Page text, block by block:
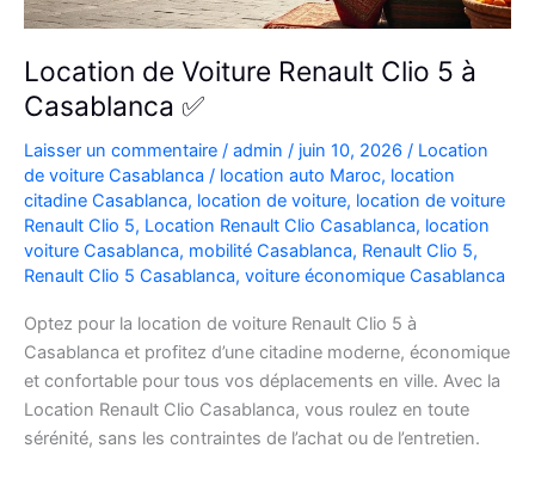
Location de Voiture Renault Clio 5 à
Casablanca ✅
Laisser un commentaire / admin / juin 10, 2026 / Location
de voiture Casablanca / location auto Maroc, location
citadine Casablanca, location de voiture, location de voiture
Renault Clio 5, Location Renault Clio Casablanca, location
voiture Casablanca, mobilité Casablanca, Renault Clio 5,
Renault Clio 5 Casablanca, voiture économique Casablanca
Optez pour la location de voiture Renault Clio 5 à
Casablanca et profitez d’une citadine moderne, économique
et confortable pour tous vos déplacements en ville. Avec la
Location Renault Clio Casablanca, vous roulez en toute
sérénité, sans les contraintes de l’achat ou de l’entretien.